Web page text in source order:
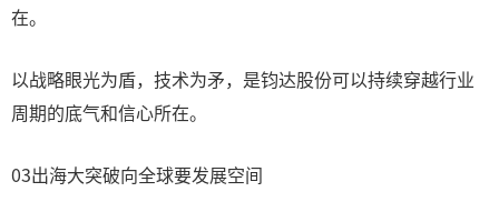
在。
以战略眼光为盾，技术为矛，是钧达股份可以持续穿越行业
周期的底气和信心所在。
03出海大突破向全球要发展空间